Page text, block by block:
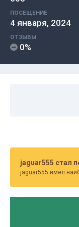
ПОСЕЩЕНИЕ
4 января, 2024
ОТЗЫВЫ
0%
jaguar555 стал
jaguar555 имел